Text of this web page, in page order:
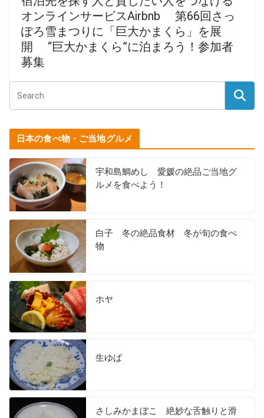
オンラインサービスAirbnb 第66回さっ
ぽろ雪まつりに「巨大かまくら」を展
開 “巨大かまくら”に泊まろう！参加者
募集
日本の食べ物・ご当地グルメ
宇和島鯛めし 愛媛の絶品ご当地グ
ルメを食べよう！
白子 冬の絶品食材 冬が旬の食べ
物
ホヤ
生ゆば
さしみかまぼこ 絶妙な舌触りと滑